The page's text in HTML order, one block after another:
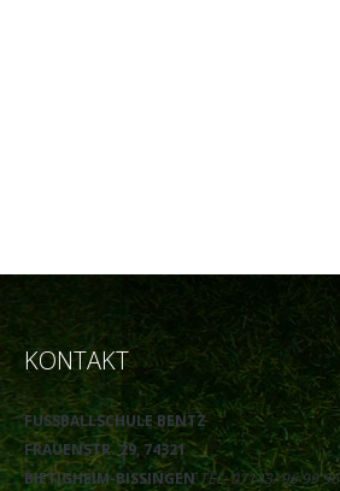
KONTAKT
FUSSBALLSCHULE BENTZ
FRAUENSTR. 29, 74321
BIETIGHEIM-BISSINGENTEL: 07143/ 96 99 96